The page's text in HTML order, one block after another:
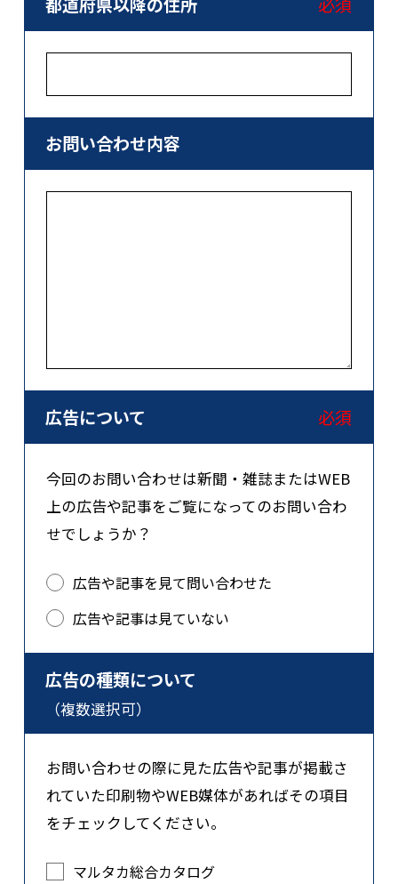
お問い合わせ内容
広告について 必須
今回のお問い合わせは新聞・雑誌またはWEB
上の広告や記事をご覧になってのお問い合わ
せでしょうか？
広告や記事を見て問い合わせた
広告や記事は見ていない
広告の種類について
（複数選択可）
お問い合わせの際に見た広告や記事が掲載さ
れていた印刷物やWEB媒体があればその項目
をチェックしてください。
マルタカ総合カタログ